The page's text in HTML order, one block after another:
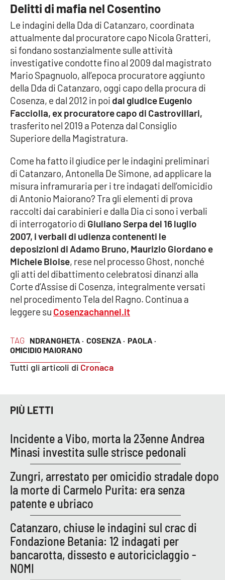
Società
Sport
RUBRICHE
Good Morning Vietnam
Parchi Marini Calabria
Leggendo Alvaro insieme
Imprese Di Calabria
Le perfidie di Antonella Grippo
Venti di comunicazione
STREAMING
LaC TV
LaC Network
LaC OnAir
Catanzaro
Crotone
Vibo Valentia
Reggio Calabria
Cosenza
Lamezia Terme
PROGETTI
SPECIALI
TAG NDRANGHETA · COSENZA · PAOLA ·
OMICIDIO MAIORANO
Tutti gli articoli di Cronaca
Delitti di mafia nel Cosentino
Le indagini della Dda di Catanzaro, coordinata
attualmente dal procuratore capo Nicola Gratteri,
si fondano sostanzialmente sulle attività
investigative condotte fino al 2009 dal magistrato
Mario Spagnuolo, all’epoca procuratore aggiunto
della Dda di Catanzaro, oggi capo della procura di
Cosenza, e dal 2012 in poi dal giudice Eugenio
Facciolla, ex procuratore capo di Castrovillari,
trasferito nel 2019 a Potenza dal Consiglio
Superiore della Magistratura.
Come ha fatto il giudice per le indagini preliminari
di Catanzaro, Antonella De Simone, ad applicare la
misura inframuraria per i tre indagati dell’omicidio
di Antonio Maiorano? Tra gli elementi di prova
raccolti dai carabinieri e dalla Dia ci sono i verbali
di interrogatorio di Giuliano Serpa del 16 luglio
2007, i verbali di udienza contenenti le
deposizioni di Adamo Bruno, Maurizio Giordano e
Michele Bloise, rese nel processo Ghost, nonché
gli atti del dibattimento celebratosi dinanzi alla
Corte d’Assise di Cosenza, integralmente versati
nel procedimento Tela del Ragno. Continua a
leggere su Cosenzachannel.it
PIÙ LETTI
Incidente a Vibo, morta la 23enne Andrea
Minasi investita sulle strisce pedonali
Zungri, arrestato per omicidio stradale dopo
la morte di Carmelo Purita: era senza
patente e ubriaco
Catanzaro, chiuse le indagini sul crac di
Fondazione Betania: 12 indagati per
bancarotta, dissesto e autoriciclaggio -
NOMI